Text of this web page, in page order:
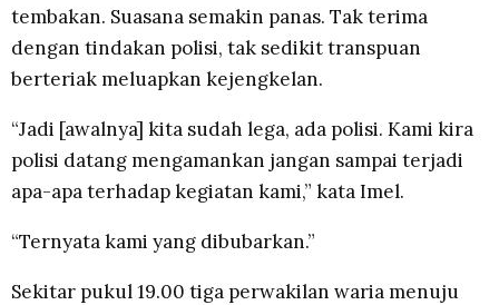
tembakan. Suasana semakin panas. Tak terima
dengan tindakan polisi, tak sedikit transpuan
berteriak meluapkan kejengkelan.
“Jadi [awalnya] kita sudah lega, ada polisi. Kami kira
polisi datang mengamankan jangan sampai terjadi
apa-apa terhadap kegiatan kami,” kata Imel.
“Ternyata kami yang dibubarkan.”
Sekitar pukul 19.00 tiga perwakilan waria menuju